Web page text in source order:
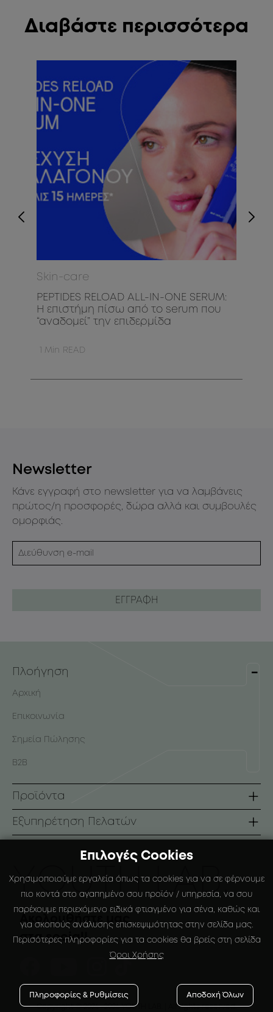
Διαβάστε περισσότερα
Skin-care
PEPTIDES RELOAD ALL-IN-ONE SERUM:
Η επιστήμη πίσω από το serum που
“αναδομεί” την επιδερμίδα
Min READ
Newsletter
Κάνε εγγραφή στο newsletter για να λαμβάνεις
πρώτος/η προσφορές, δώρα αλλά και συμβουλές
ομορφιάς.
ΥOUTH LAB.
Ακολουθήστε μας
στα social!
Πλοήγηση
Αρχική
Επικοινωνία
Σημεία Πώλησης
B2B
Προϊόντα
Σειρές
Πρόσωπο
Ειδικές Συσκευάσιες
Εξυπηρέτηση Πελατών
Τρόποι Αποστολής
Πολιτική Επιστροφών
Ο Λογαριασμός μου
Copyright © 2024-2026 YOUTH LAB. | All rights reserved.
Επιλογές Cookies
Χρησιμοποιούμε εργαλεία όπως τα cookies για να σε φέρνουμε
πιο κοντά στο αγαπημένο σου προϊόν / υπηρεσία, να σου
παρέχουμε περιεχόμενο ειδικά φτιαγμένο για σένα, καθώς και
για σκοπούς ανάλυσης επισκεψιμότητας στην σελίδα μας.
Περισότερες πληροφορίες για τα cookies θα βρείς στη σελίδα
Όροι Χρήσης
Πληροφορίες & Ρυθμίσεις Αποδοχή Όλων